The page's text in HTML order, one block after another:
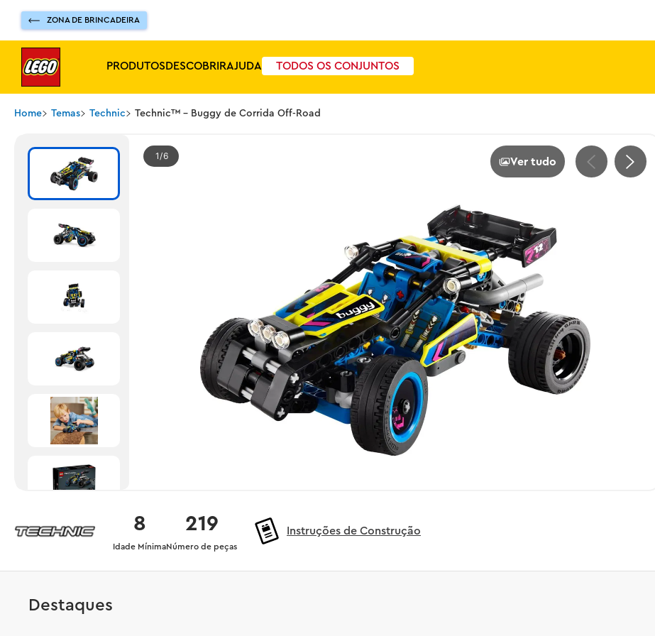
ZONA DE BRINCADEIRA
PRODUTOSDESCOBRIRAJUDA TODOS OS CONJUNTOS
Home Temas Technic Technic™ - Buggy de Corrida Off-Road
1 6 Ver tudo
219
Número de peças
8
Idade Mínima
Instruções de Construção
Destaques